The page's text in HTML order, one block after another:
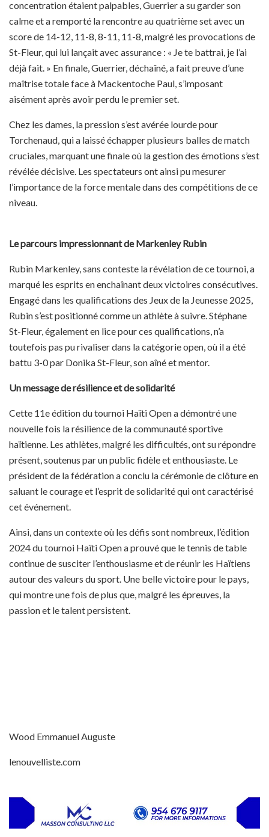
concentration étaient palpables, Guerrier a su garder son
calme et a remporté la rencontre au quatrième set avec un
score de 14-12, 11-8, 8-11, 11-8, malgré les provocations de
St-Fleur, qui lui lançait avec assurance : « Je te battrai, je l’ai
déjà fait. » En finale, Guerrier, déchaîné, a fait preuve d’une
maîtrise totale face à Mackentoche Paul, s’imposant
aisément après avoir perdu le premier set.
Chez les dames, la pression s’est avérée lourde pour
Torchenaud, qui a laissé échapper plusieurs balles de match
cruciales, marquant une finale où la gestion des émotions s’est
révélée décisive. Les spectateurs ont ainsi pu mesurer
l’importance de la force mentale dans des compétitions de ce
niveau.
Le parcours impressionnant de Markenley Rubin
Rubin Markenley, sans conteste la révélation de ce tournoi, a
marqué les esprits en enchaînant deux victoires consécutives.
Engagé dans les qualifications des Jeux de la Jeunesse 2025,
Rubin s’est positionné comme un athlète à suivre. Stéphane
St-Fleur, également en lice pour ces qualifications, n’a
toutefois pas pu rivaliser dans la catégorie open, où il a été
battu 3-0 par Donika St-Fleur, son aîné et mentor.
Un message de résilience et de solidarité
Cette 11e édition du tournoi Haïti Open a démontré une
nouvelle fois la résilience de la communauté sportive
haïtienne. Les athlètes, malgré les difficultés, ont su répondre
présent, soutenus par un public fidèle et enthousiaste. Le
président de la fédération a conclu la cérémonie de clôture en
saluant le courage et l’esprit de solidarité qui ont caractérisé
cet événement.
Ainsi, dans un contexte où les défis sont nombreux, l’édition
2024 du tournoi Haïti Open a prouvé que le tennis de table
continue de susciter l’enthousiasme et de réunir les Haïtiens
autour des valeurs du sport. Une belle victoire pour le pays,
qui montre une fois de plus que, malgré les épreuves, la
passion et le talent persistent.
Wood Emmanuel Auguste
lenouvelliste.com